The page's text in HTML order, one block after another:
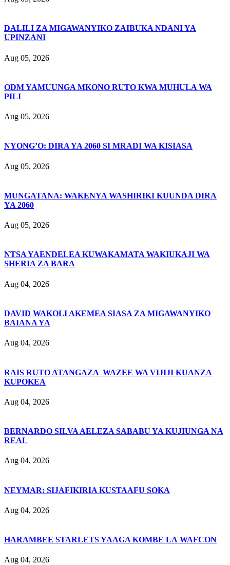
DALILI ZA MIGAWANYIKO ZAIBUKA NDANI YA
UPINZANI
Aug 05, 2026
ODM YAMUUNGA MKONO RUTO KWA MUHULA WA
PILI
Aug 05, 2026
NYONG’O: DIRA YA 2060 SI MRADI WA KISIASA
Aug 05, 2026
MUNGATANA: WAKENYA WASHIRIKI KUUNDA DIRA
YA 2060
Aug 05, 2026
NTSA YAENDELEA KUWAKAMATA WAKIUKAJI WA
SHERIA ZA BARA
Aug 04, 2026
DAVID WAKOLI AKEMEA SIASA ZA MIGAWANYIKO
BAIANA YA
Aug 04, 2026
RAIS RUTO ATANGAZA WAZEE WA VIJIJI KUANZA
KUPOKEA
Aug 04, 2026
BERNARDO SILVA AELEZA SABABU YA KUJIUNGA NA
REAL
Aug 04, 2026
NEYMAR: SIJAFIKIRIA KUSTAAFU SOKA
Aug 04, 2026
HARAMBEE STARLETS YAAGA KOMBE LA WAFCON
Aug 04, 2026